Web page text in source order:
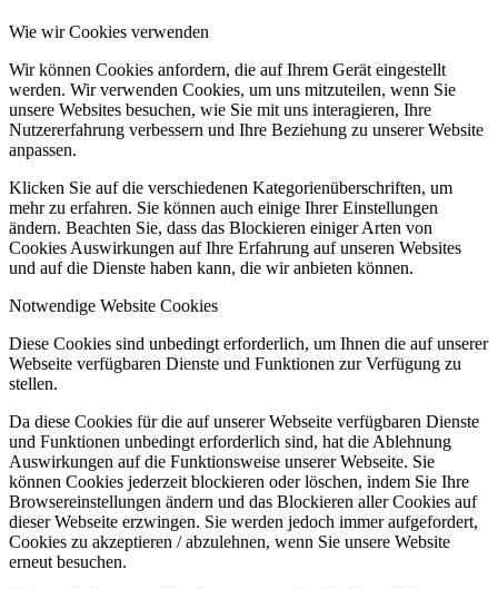
Wie wir Cookies verwenden
Wir können Cookies anfordern, die auf Ihrem Gerät eingestellt
werden. Wir verwenden Cookies, um uns mitzuteilen, wenn Sie
unsere Websites besuchen, wie Sie mit uns interagieren, Ihre
Nutzererfahrung verbessern und Ihre Beziehung zu unserer Website
anpassen.
Klicken Sie auf die verschiedenen Kategorienüberschriften, um
mehr zu erfahren. Sie können auch einige Ihrer Einstellungen
ändern. Beachten Sie, dass das Blockieren einiger Arten von
Cookies Auswirkungen auf Ihre Erfahrung auf unseren Websites
und auf die Dienste haben kann, die wir anbieten können.
Notwendige Website Cookies
Diese Cookies sind unbedingt erforderlich, um Ihnen die auf unserer
Webseite verfügbaren Dienste und Funktionen zur Verfügung zu
stellen.
Da diese Cookies für die auf unserer Webseite verfügbaren Dienste
und Funktionen unbedingt erforderlich sind, hat die Ablehnung
Auswirkungen auf die Funktionsweise unserer Webseite. Sie
können Cookies jederzeit blockieren oder löschen, indem Sie Ihre
Browsereinstellungen ändern und das Blockieren aller Cookies auf
dieser Webseite erzwingen. Sie werden jedoch immer aufgefordert,
Cookies zu akzeptieren / abzulehnen, wenn Sie unsere Website
erneut besuchen.